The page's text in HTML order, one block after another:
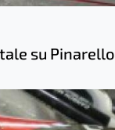
su Pinarello